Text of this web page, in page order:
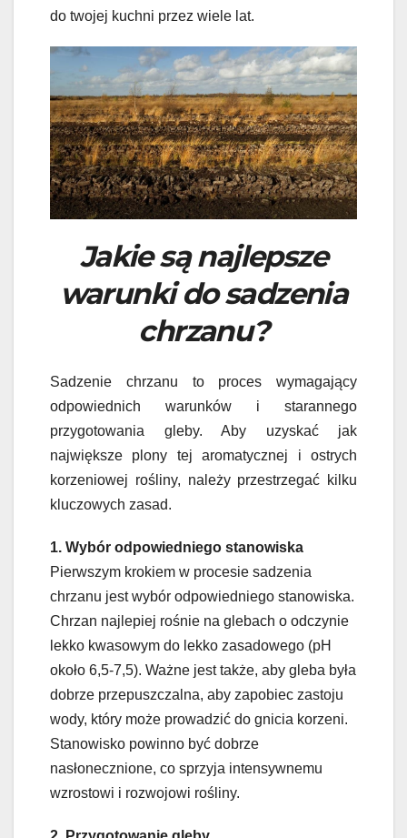
do twojej kuchni przez wiele lat.
Jakie są najlepsze
warunki do sadzenia
chrzanu?
Sadzenie chrzanu to proces wymagający
odpowiednich warunków i starannego
przygotowania gleby. Aby uzyskać jak
największe plony tej aromatycznej i ostrych
korzeniowej rośliny, należy przestrzegać kilku
kluczowych zasad.
1. Wybór odpowiedniego stanowiska
Pierwszym krokiem w procesie sadzenia
chrzanu jest wybór odpowiedniego stanowiska.
Chrzan najlepiej rośnie na glebach o odczynie
lekko kwasowym do lekko zasadowego (pH
około 6,5-7,5). Ważne jest także, aby gleba była
dobrze przepuszczalna, aby zapobiec zastoju
wody, który może prowadzić do gnicia korzeni.
Stanowisko powinno być dobrze
nasłonecznione, co sprzyja intensywnemu
wzrostowi i rozwojowi rośliny.